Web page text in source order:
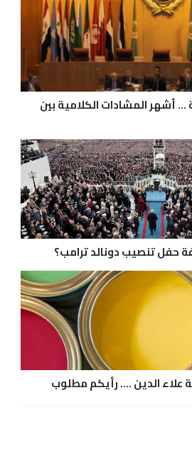
... أشهر المشادات الكلامية بين
حفل تنصيب دونالد ترامب؟
الدين .... رأيكم مطلوب